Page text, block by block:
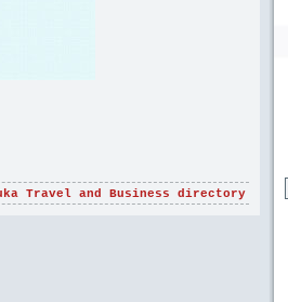
Travel and Business directory